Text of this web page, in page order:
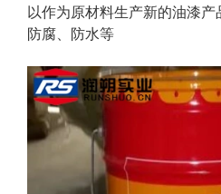
以作为原材料生产新的油漆
防腐、防水等